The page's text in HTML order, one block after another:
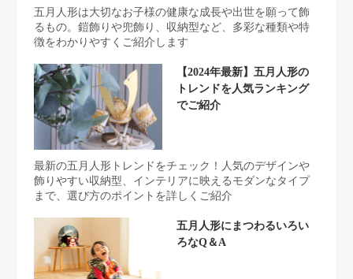
五月人形は大切なお子様の健康な成長や出世を願って飾
るもの。鎧飾りや兜飾り、収納型など、多彩な種類や特
徴をわかりやすくご紹介します
【2024年最新】五月人形の
トレンドを人気ランキング
でご紹介
最新の五月人形トレンドをチェック！人気のデザインや
飾りやすい収納型、インテリアに映えるモダンなタイプ
まで、選び方のポイントを詳しくご紹介
五月人形にまつわるいろい
ろなQ＆A